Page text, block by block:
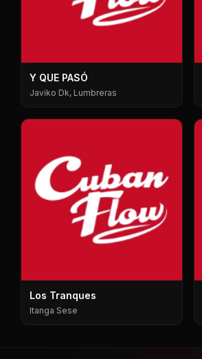
Y QUE PASÓ
Javiko Dk, Lumbreras
Los Tranques
Itanga Sese